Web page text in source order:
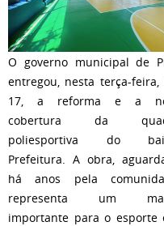
O governo municipal de
entregou, nesta terça-feira,
17, a reforma e a
cobertura da
poliesportiva do
Prefeitura. A obra,
há anos pela
representa um
importante para o esporte